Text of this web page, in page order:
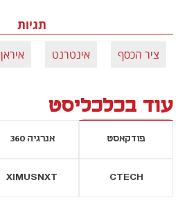
תגיות
ציר הכסף אינטרנט איראן
עוד בכלכליסט
פודקאסט אנרגיה 360
CTECH
XIMUSNXT